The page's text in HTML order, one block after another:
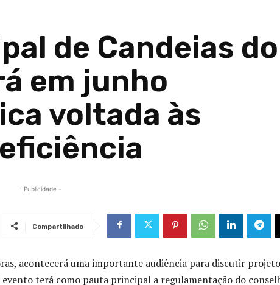
de Candeias do
em junho
voltada às
- Publicidade -
Compartilhado
acontecerá uma importante audiência para discutir
terá como pauta principal a regulamentação do